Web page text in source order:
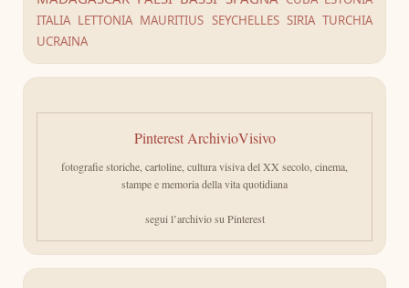
ITALIA LETTONIA MAURITIUS SEYCHELLES SIRIA TURCHIA
UCRAINA
Pinterest ArchivioVisivo
fotografie storiche, cartoline, cultura visiva del XX secolo, cinema,
stampe e memoria della vita quotidiana
segui l’archivio su Pinterest